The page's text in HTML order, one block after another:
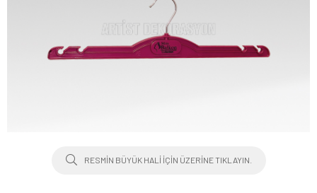
RESMIN BÜYÜK HALI IÇIN ÜZERINE TIKLAYIN.